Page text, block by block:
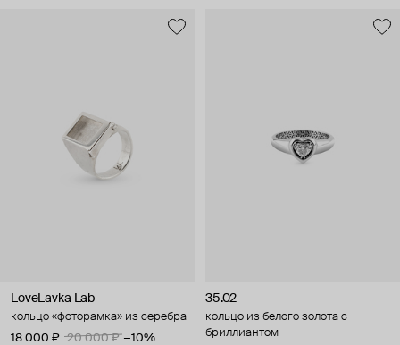
LoveLavka Lab
кольцо «фоторамка» из серебра
18 000 ₽
20 000 ₽ −10%
35.02
кольцо из белого золота с
бриллиантом